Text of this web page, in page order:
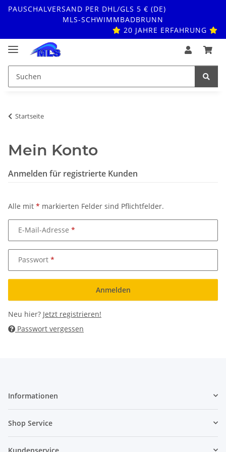
PAUSCHALVERSAND PER DHL/GLS 5 € (DE)
MLS-SCHWIMMBADBRUNN
20 JAHRE ERFAHRUNG
Startseite
Mein Konto
Anmelden für registrierte Kunden
Alle mit * markierten Felder sind Pflichtfelder.
E-Mail-Adresse
Passwort
Anmelden
Neu hier? Jetzt registrieren!
Passwort vergessen
Informationen
Shop Service